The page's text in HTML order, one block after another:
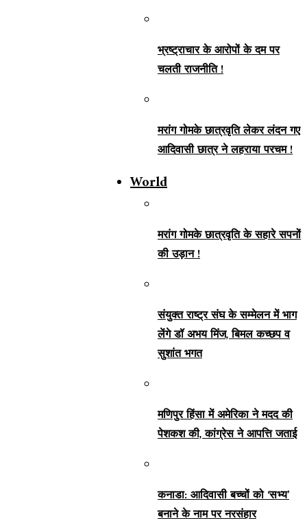
भ्रष्ट्राचार के आरोपों के दम पर
चलती राजनीति !
मरांग गोमके छात्रवृति लेकर लंदन गए
आदिवासी छात्र ने लहराया परचम !
World
मरांग गोमके छात्रवृति के सहारे सपनों
की उड़ान !
संयुक्त राष्ट्र संघ के सम्मेलन में भाग
लेंगे डॉ अभय मिंज, बिमल कच्छप व
सुशांत भगत
मणिपुर हिंसा में अमेरिका ने मदद की
पेशकश की, कांग्रेस ने आपत्ति जताई
कनाडा: आदिवासी बच्चों को ‘सभ्य’
बनाने के नाम पर नरसंहार